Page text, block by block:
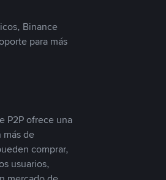
Binance
para más
P2P ofrece una
más de
comprar,
usuarios,